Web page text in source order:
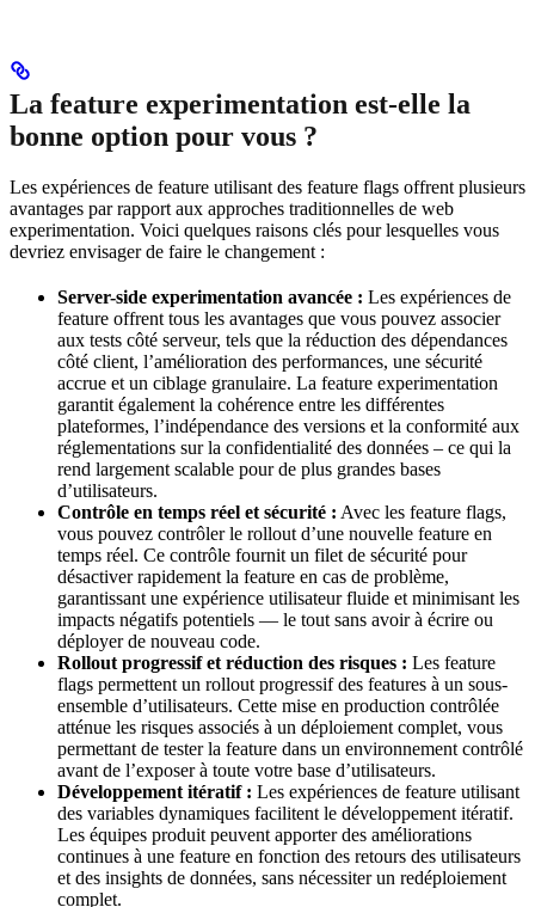
La feature experimentation est-elle la
bonne option pour vous ?
Les expériences de feature utilisant des feature flags offrent plusieurs
avantages par rapport aux approches traditionnelles de web
experimentation. Voici quelques raisons clés pour lesquelles vous
devriez envisager de faire le changement :
Server-side experimentation avancée : Les expériences de
feature offrent tous les avantages que vous pouvez associer
aux tests côté serveur, tels que la réduction des dépendances
côté client, l’amélioration des performances, une sécurité
accrue et un ciblage granulaire. La feature experimentation
garantit également la cohérence entre les différentes
plateformes, l’indépendance des versions et la conformité aux
réglementations sur la confidentialité des données – ce qui la
rend largement scalable pour de plus grandes bases
d’utilisateurs.
Contrôle en temps réel et sécurité : Avec les feature flags,
vous pouvez contrôler le rollout d’une nouvelle feature en
temps réel. Ce contrôle fournit un filet de sécurité pour
désactiver rapidement la feature en cas de problème,
garantissant une expérience utilisateur fluide et minimisant les
impacts négatifs potentiels — le tout sans avoir à écrire ou
déployer de nouveau code.
Rollout progressif et réduction des risques : Les feature
flags permettent un rollout progressif des features à un sous-
ensemble d’utilisateurs. Cette mise en production contrôlée
atténue les risques associés à un déploiement complet, vous
permettant de tester la feature dans un environnement contrôlé
avant de l’exposer à toute votre base d’utilisateurs.
Développement itératif : Les expériences de feature utilisant
des variables dynamiques facilitent le développement itératif.
Les équipes produit peuvent apporter des améliorations
continues à une feature en fonction des retours des utilisateurs
et des insights de données, sans nécessiter un redéploiement
complet.